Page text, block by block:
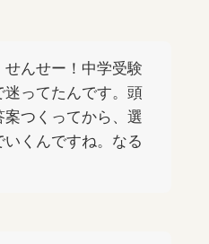
せんせー！中学受験
迷ってたんです。頭
案つくってから、選
くんですね。なる